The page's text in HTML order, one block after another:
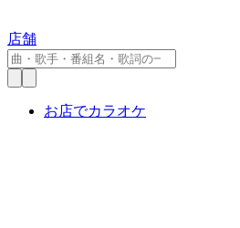
店舗
お店でカラオケ